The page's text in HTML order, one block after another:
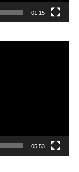
01:15
05:53